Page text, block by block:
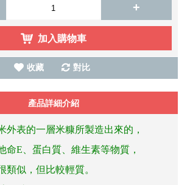
+
加入購物車
收藏 對比
產品詳細介紹
外表的一層米糠所製造出來的，
命E 、蛋白質、維生素等物質，
類似，但比較輕質。